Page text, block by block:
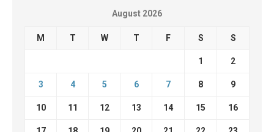
August 2026
M T W T F S S
1 2
3 4 5 6 7 8 9
10 11 12 13 14 15 16